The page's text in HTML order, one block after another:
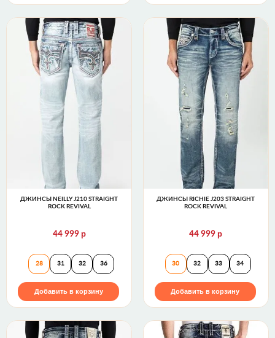
ДЖИНСЫ NEILLY J210 STRAIGHT
ROCK REVIVAL
44 999 р
Джинсы NEILLY J210 STRAIGHT Rock Revival
28 31 32 36
Добавить в корзину
ДЖИНСЫ RICHIE J203 STRAIGHT
ROCK REVIVAL
44 999р
Джинсы RICHIE
30 32 33 34
Добавить в корзину